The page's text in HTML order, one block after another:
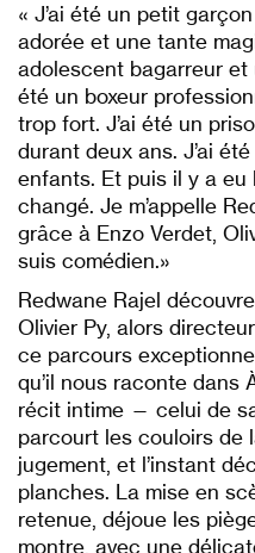
« J’ai été un petit
adorée et une tante
adolescent bagarreur et
été un boxeur
trop fort. J’ai été un
durant deux ans. J’ai
enfants. Et puis il y a
changé. Je m’appelle
grâce à Enzo Verdet,
suis comédien.»
Redwane Rajel
Olivier Py, alors directeur
ce parcours
qu’il nous raconte dans
récit intime — celui de
parcourt les couloirs de
jugement, et l’instant
planches. La mise en
retenue, déjoue les
montre, avec une